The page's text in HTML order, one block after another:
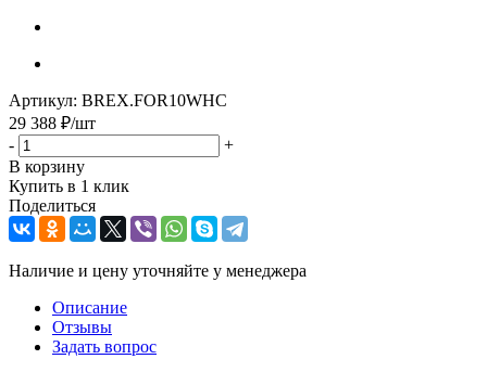
Артикул: BREX.FOR10WHC
29 388 ₽/шт
-
+
В корзину
Купить в 1 клик
Поделиться
Наличие и цену уточняйте у менеджера
Описание
Отзывы
Задать вопрос